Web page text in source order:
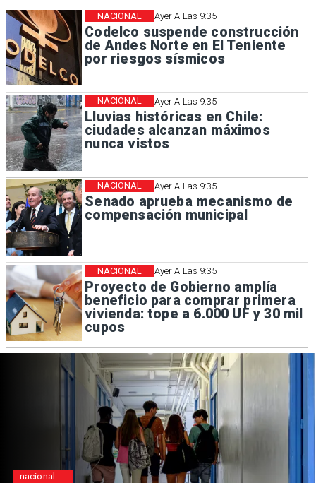
Ayer A Las 9:35
Codelco suspende construcción
de Andes Norte en El Teniente
por riesgos sísmicos
NACIONAL
Ayer A Las 9:35
Lluvias históricas en Chile:
ciudades alcanzan máximos
nunca vistos
NACIONAL
Ayer A Las 9:35
Senado aprueba mecanismo de
compensación municipal
NACIONAL
Ayer A Las 9:35
Proyecto de Gobierno amplía
beneficio para comprar primera
vivienda: tope a 6.000 UF y 30 mil
cupos
NACIONAL
nacional